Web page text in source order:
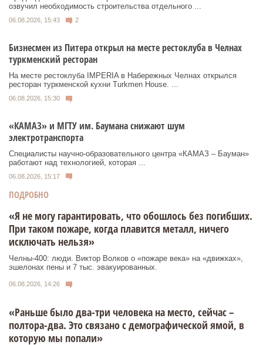
озвучил необходимость строительства отдельного ...
06.08.2026, 15:43 2
Бизнесмен из Питера открыл на месте рестоклуба в Челнах
туркменский ресторан
На месте рестоклуба IMPERIA в Набережных Челнах открылся
ресторан туркменской кухни Turkmen House. ...
06.08.2026, 15:30
«КАМАЗ» и МГТУ им. Баумана снижают шум
электротранспорта
Специалисты научно-образовательного центра «КАМАЗ – Бауман»
работают над технологией, которая ...
06.08.2026, 15:17
ПОДРОБНО
«Я не могу гарантировать, что обошлось без погибших.
При таком пожаре, когда плавится металл, ничего
исключать нельзя»
Челны-400: люди. Виктор Волков о «пожаре века» на «движках»,
эшелонах пены и 7 тыс. эвакуированных.
06.08.2026, 14:26
«Раньше было два-три человека на место, сейчас –
полтора-два. Это связано с демографической ямой, в
которую мы попали»